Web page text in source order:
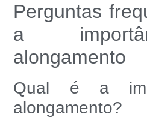
Perguntas
a
alongamento
Qual é a
alongamento?